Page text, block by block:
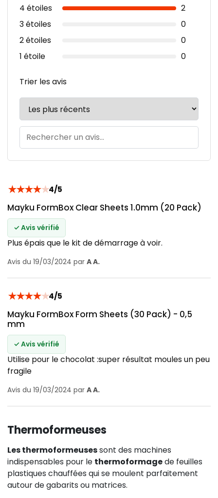
4 étoiles
2
3 étoiles
0
2 étoiles
0
1 étoile
0
Trier les avis
★★★★★4/5
Mayku FormBox Clear Sheets 1.0mm (20 Pack)
✓ Avis vérifié
Plus épais que le kit de démarrage à voir.
Avis du 19/03/2024 par A A.
★★★★★4/5
Mayku FormBox Form Sheets (30 Pack) - 0,5
mm
✓ Avis vérifié
Utilise pour le chocolat :super résultat moules un peu
fragile
Avis du 19/03/2024 par A A.
Thermoformeuses
Les thermoformeusessont des machines
indispensables pour le thermoformagede feuilles
plastiques chauffées qui se moulent parfaitement
autour de gabarits ou matrices.